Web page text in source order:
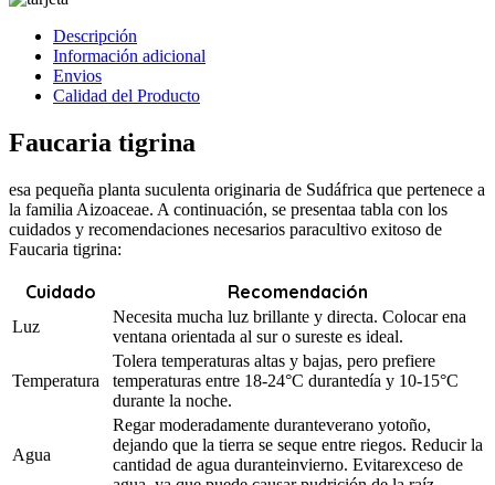
Descripción
Información adicional
Envios
Calidad del Producto
Faucaria tigrina
esa pequeña planta suculenta originaria de Sudáfrica que pertenece a
la familia Aizoaceae. A continuación, se presentaa tabla con los
cuidados y recomendaciones necesarios paracultivo exitoso de
Faucaria tigrina:
Cuidado Recomendación
Luz
Necesita mucha luz brillante y directa. Colocar ena
ventana orientada al sur o sureste es ideal.
Temperatura
Tolera temperaturas altas y bajas, pero prefiere
temperaturas entre 18-24°C durantedía y 10-15°C
durante la noche.
Agua
Regar moderadamente duranteverano yotoño,
dejando que la tierra se seque entre riegos. Reducir la
cantidad de agua duranteinvierno. Evitarexceso de